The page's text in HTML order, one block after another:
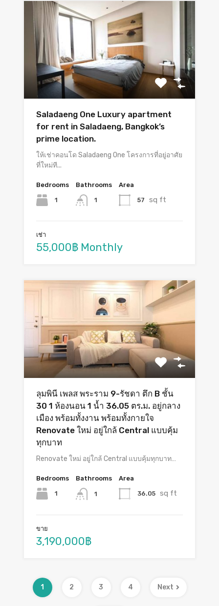
Saladaeng One Luxury apartment
for rent in Saladaeng, Bangkok’s
prime location.
ให้เช่าคอนโด Saladaeng One โครงการที่อยู่อาศัย
ที่ใหม่ที...
Bedrooms
1
Bathrooms
1
Area
57 sq ft
เช่า
55,000฿ Monthly
ลุมพินี เพลส พระราม 9-รัชดา ตึก B ชั้น
30 1 ห้องนอน 1 น้ำ 36.05 ตร.ม. อยู่กลาง
เมือง พร้อมทั้งงาน พร้อมทั้งกายใจ
Renovate ใหม่ อยู่ใกล้ Central แบบคุ้ม
ทุกบาท
Renovate ใหม่ อยู่ใกล้ Central แบบคุ้มทุกบาท…
Bedrooms
1
Bathrooms
1
Area
36.05 sq ft
ขาย
3,190,000฿
1 2 3 4 Next